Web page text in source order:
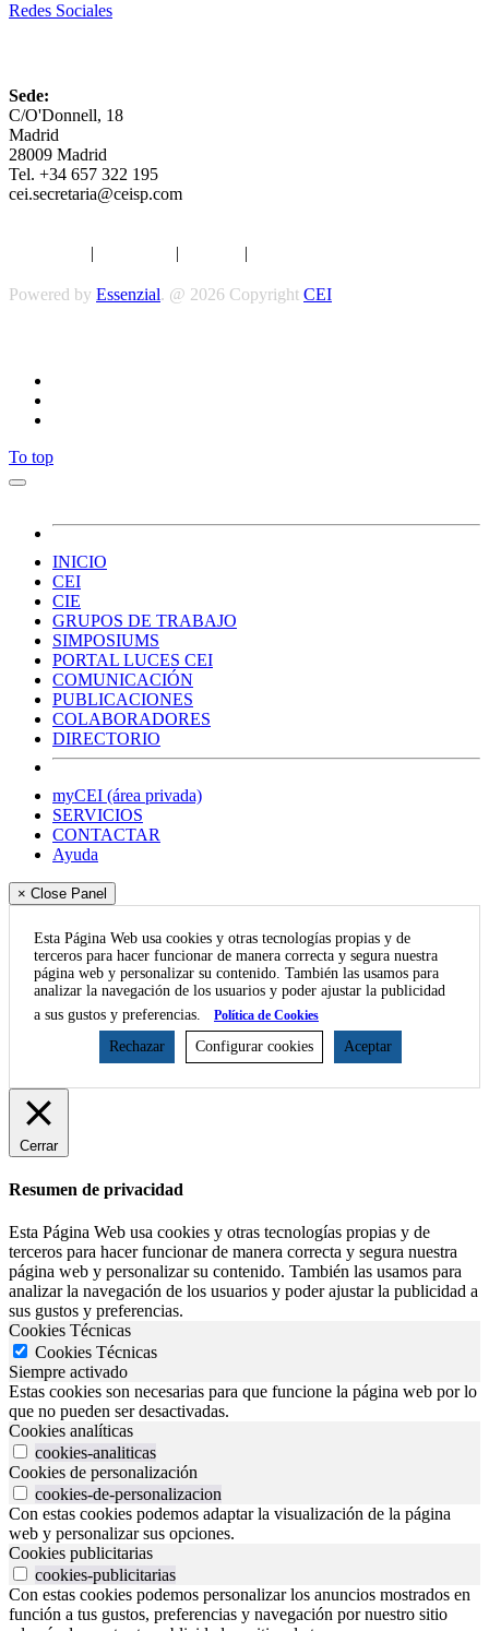
Redes Sociales
Sede:
C/O'Donnell, 18
Madrid
28009 Madrid
Tel. +34 657 322 195
cei.secretaria@ceisp.com
| | |
Powered by Essenzial. @ 2026 Copyright CEI
To top
INICIO
CEI
CIE
GRUPOS DE TRABAJO
SIMPOSIUMS
PORTAL LUCES CEI
COMUNICACIÓN
PUBLICACIONES
COLABORADORES
DIRECTORIO
myCEI (área privada)
SERVICIOS
CONTACTAR
Ayuda
× Close Panel
Esta Página Web usa cookies y otras tecnologías propias y de
terceros para hacer funcionar de manera correcta y segura nuestra
página web y personalizar su contenido. También las usamos para
analizar la navegación de los usuarios y poder ajustar la publicidad
a sus gustos y preferencias.
Política de Cookies
Rechazar Configurar cookies Aceptar
Cerrar
Resumen de privacidad
Esta Página Web usa cookies y otras tecnologías propias y de
terceros para hacer funcionar de manera correcta y segura nuestra
página web y personalizar su contenido. También las usamos para
analizar la navegación de los usuarios y poder ajustar la publicidad a
sus gustos y preferencias.
Cookies Técnicas
Cookies Técnicas
Siempre activado
Estas cookies son necesarias para que funcione la página web por lo
que no pueden ser desactivadas.
Cookies analíticas
cookies-analiticas
Cookies de personalización
cookies-de-personalizacion
Con estas cookies podemos adaptar la visualización de la página
web y personalizar sus opciones.
Cookies publicitarias
cookies-publicitarias
Con estas cookies podemos personalizar los anuncios mostrados en
función a tus gustos, preferencias y navegación por nuestro sitio